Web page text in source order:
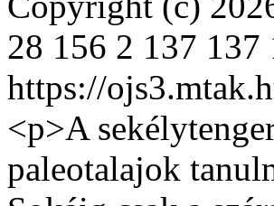
28 156 2 137 137
https://
<p>A
paleotalajok